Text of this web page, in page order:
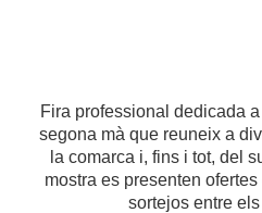
Fira professional dedicada
segona mà que reuneix a
la comarca i, fins i tot, del
mostra es presenten
sortejos entre